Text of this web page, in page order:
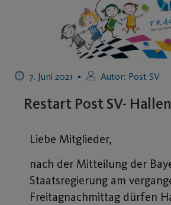
7. Juni 2021 Autor: Post SV
Restart Post SV-
Liebe Mitglieder,
nach der Mitteilung der
Staatsregierung am
Freitagnachmittag dürfen